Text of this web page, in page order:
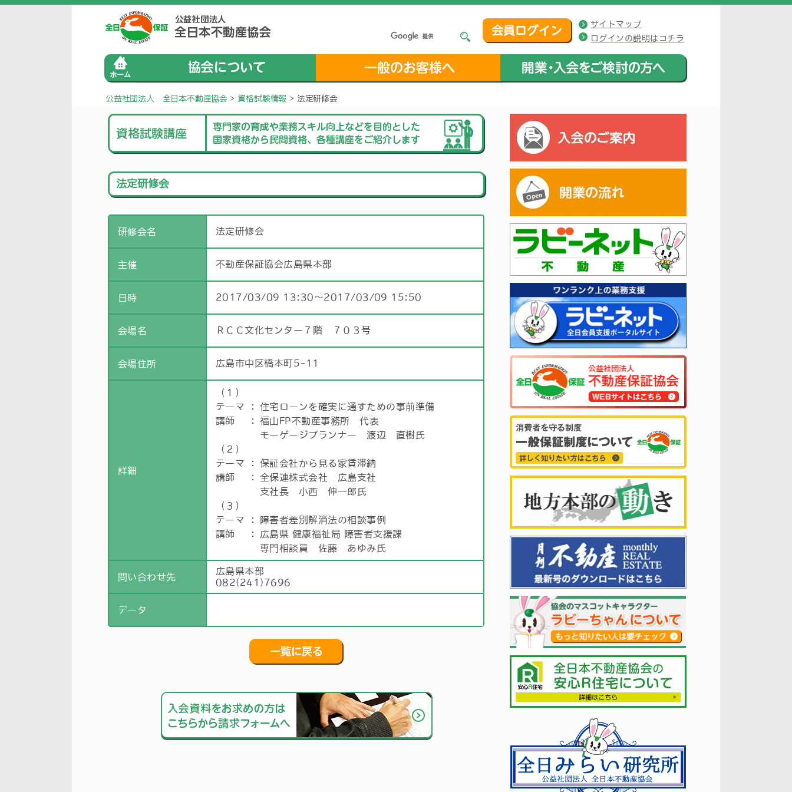
サイトマップ
ログインの説明はコチラ
公益社団法人 全日本不動産協会 >資格試験情報 > 法定研修会
法定研修会
研修会名 法定研修会
主催 不動産保証協会広島県本部
日時 2017/03/09 13:30〜2017/03/09 15:50
会場名 ＲＣＣ文化センター７階 ７０３号
会場住所 広島市中区橋本町5-11
詳細
（１）
テーマ
：
住宅ローンを確実に通すための事前準備
講師
：
福山FP不動産事務所 代表
モーゲージプランナー 渡辺 直樹氏
（２）
テーマ
：
保証会社から見る家賃滞納
講師
：
全保連株式会社 広島支社
支社長 小西 伸一郎氏
（３）
テーマ
：
障害者差別解消法の相談事例
講師
：
広島県 健康福祉局 障害者支援課
専門相談員 佐藤 あゆみ氏
問い合わせ先
広島県本部
082(241)7696
データ